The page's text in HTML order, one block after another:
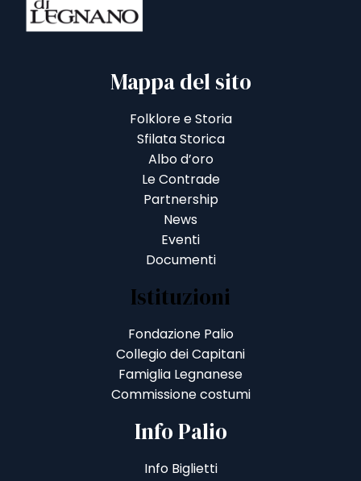
Mappa del sito
Folklore e Storia
Sfilata Storica
Albo d’oro
Le Contrade
Partnership
News
Eventi
Documenti
Istituzioni
Fondazione Palio
Collegio dei Capitani
Famiglia Legnanese
Commissione costumi
Info Palio
Info Biglietti